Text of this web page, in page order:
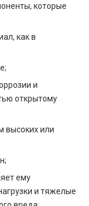
которые
как в
и
открытому
высоких или
ему
и тяжелые